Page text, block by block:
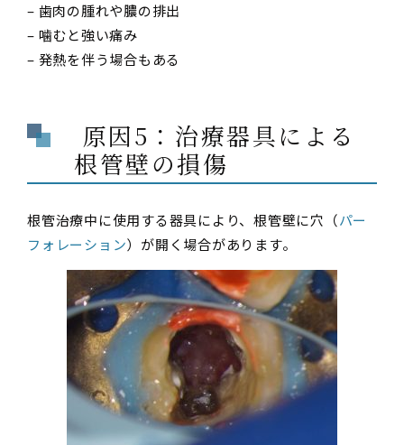
– 歯肉の腫れや膿の排出
– 噛むと強い痛み
– 発熱を伴う場合もある
原因5：治療器具による
根管壁の損傷
根管治療中に使用する器具により、根管壁に穴（パー
フォレーション）が開く場合があります。